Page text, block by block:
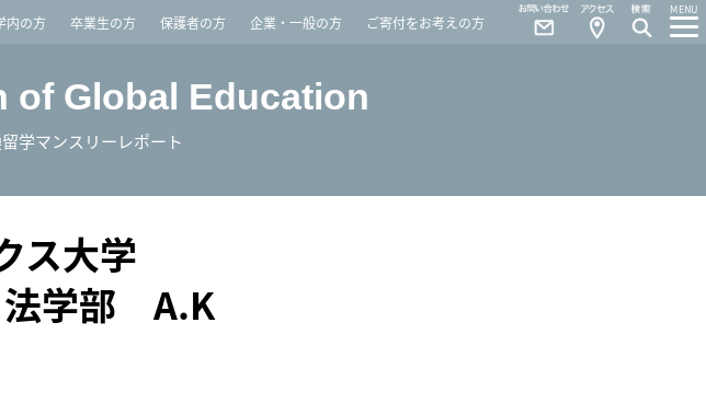
内の方 卒業生の方 保護者の方 企業・一般の方 ご寄付をお考えの方
MENU
Access
Contact
of Global Education
学マンスリーレポート
ス大学
学部 A.K